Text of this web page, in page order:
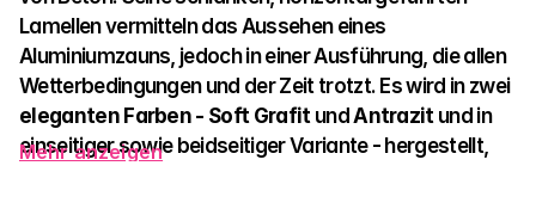
Lamellen vermitteln das Aussehen eines
Aluminiumzauns, jedoch in einer Ausführung, die allen
Wetterbedingungen und der Zeit trotzt. Es wird in zwei
eleganten Farben - Soft Grafit und Antrazit und in
einseitiger sowie beidseitiger Variante - hergestellt,
Mehr anzeigen